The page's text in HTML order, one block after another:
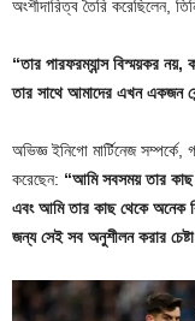
অংশীদারিত্ব তৈরি করেছিলেন,
“তার পারফরম্যান্স বিস্ময়কর
তার সাথে আমাদের এখন একজন
অভিজ্ঞ ইনিগো মার্টিনেজ
করেছেন: “আমি সবসময় তার কাছ
এবং আমি তার কাছ থেকে অনেক
জন্য সেই সব অনুশীলন করার